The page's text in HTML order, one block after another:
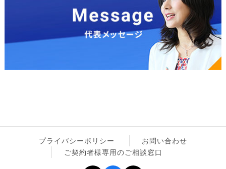
プライバシーポリシー
お問い合わせ
ご契約者様専用のご相談窓口